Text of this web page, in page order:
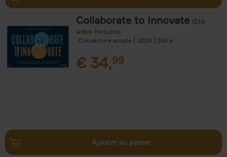
Collaborate to Innovate (EN)
Adèle Yaroulina
Couverture souple
2025 160
€ 34,99
Ajouter au panier